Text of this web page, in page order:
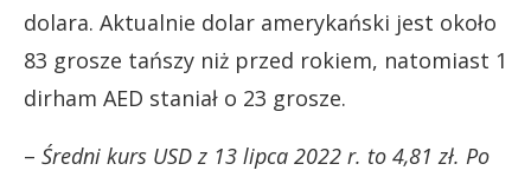
dolara. Aktualnie dolar amerykański jest około
83 grosze tańszy niż przed rokiem, natomiast 1
dirham AED staniał o 23 grosze.
– Średni kurs USD z 13 lipca 2022 r. to 4,81 zł. Po